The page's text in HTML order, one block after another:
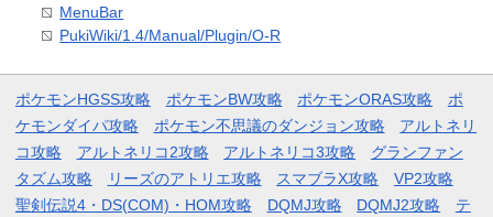
MenuBar
PukiWiki/1.4/Manual/Plugin/O-R
ポケモンHGSS攻略 ポケモンBW攻略 ポケモンORAS攻略
ポ
ケモンダイパ攻略
ポケモン不思議のダンジョン攻略
アルトネリ
コ攻略
アルトネリコ2攻略 アルトネリコ3攻略
グランファン
タズム攻略
リーズのアトリエ攻略 スマブラX攻略
VP2攻略
聖剣伝説4・DS(COM)・HOM攻略
DQMJ攻略 DQMJ2攻略 テ